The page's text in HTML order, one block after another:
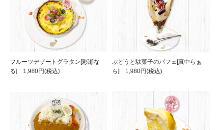
フルーツデザートグラタン[彩瀬な
る] 1,980円(税込)
ぶどうと駄菓子のパフェ[真中らぁ
ら] 1,980円(税込)